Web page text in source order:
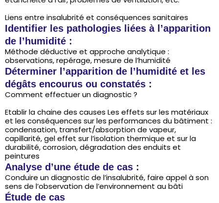
Liens entre insalubrité et conséquences sanitaires
Identifier les pathologies liées à l’apparition
de l’humidité :
Méthode déductive et approche analytique :
observations, repérage, mesure de l’humidité
Déterminer l’apparition de l’humidité et les
dégâts encourus ou constatés :
Comment effectuer un diagnostic ?
Etablir la chaine des causes Les effets sur les matériaux
et les conséquences sur les performances du bâtiment :
condensation, transfert/absorption de vapeur,
capillarité, gel effet sur l’isolation thermique et sur la
durabilité, corrosion, dégradation des enduits et
peintures
Analyse d’une étude de cas :
Conduire un diagnostic de l’insalubrité, faire appel à son
sens de l’observation de l’environnement au bâti
Étude de cas